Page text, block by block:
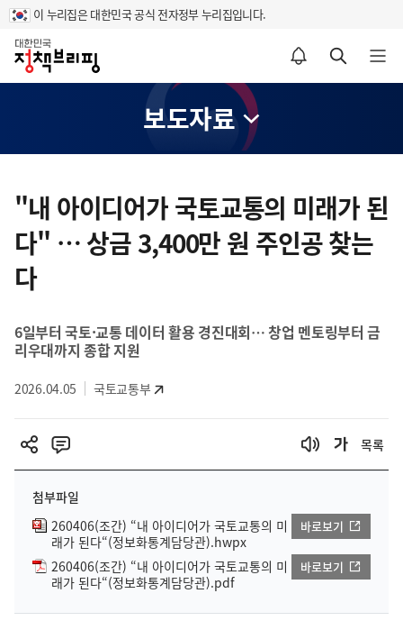
이 누리집은 대한민국 공식 전자정부 누리집입니다.
홈
알림설정 바로가기 검색 바로가기 메뉴 열기
보도자료
텐
영
역
"내 아이디어가 국토교통의 미래가 된
다" … 상금 3,400만 원 주인공 찾는
다
6일부터 국토·교통 데이터 활용 경진대회… 창업 멘토링부터 금
리우대까지 종합 지원
2026.04.05 국토교통부
목록
첨부파일
260406(조간) “내 아이디어가 국토교통의 미
래가 된다“(정보화통계담당관).hwpx
바로보기
260406(조간) “내 아이디어가 국토교통의 미
래가 된다“(정보화통계담당관).pdf
바로보기